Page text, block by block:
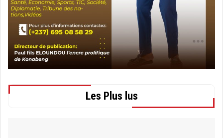
Les Plus lus